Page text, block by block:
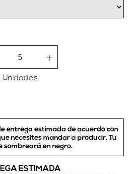
Unidades
entrega estimada de acuerdo con
necesites mandar a producir. Tu
sombreará en negro.
ESTIMADA